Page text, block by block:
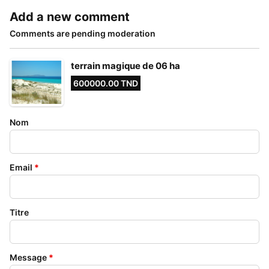
Add a new comment
Comments are pending moderation
terrain magique de 06 ha
600000.00 TND
Nom
Email *
Titre
Message *